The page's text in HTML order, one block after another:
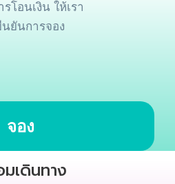
โอนเงิน ให้เรา
นยันการจอง
จอง
เดินทาง